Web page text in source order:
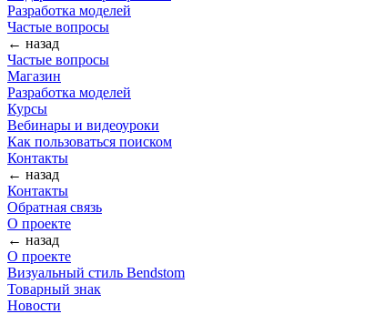
Разработка моделей
Частые вопросы
← назад
Частые вопросы
Магазин
Разработка моделей
Курсы
Вебинары и видеоуроки
Как пользоваться поиском
Контакты
← назад
Контакты
Обратная связь
О проекте
← назад
О проекте
Визуальный стиль Bendstom
Товарный знак
Новости